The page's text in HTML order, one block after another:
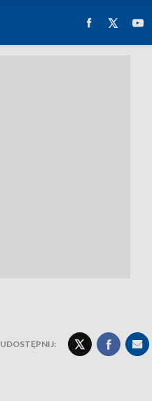
UDOSTĘPNIJ: